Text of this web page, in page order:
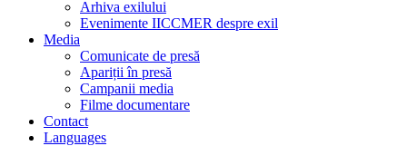
Arhiva exilului
Evenimente IICCMER despre exil
Media
Comunicate de presă
Apariții în presă
Campanii media
Filme documentare
Contact
Languages